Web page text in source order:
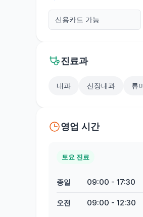
신용카드 가능
진료과
내과 신장내과 류
영업 시간
토요 진료
종일 09:00 - 17:30
오전 09:00 - 12:30